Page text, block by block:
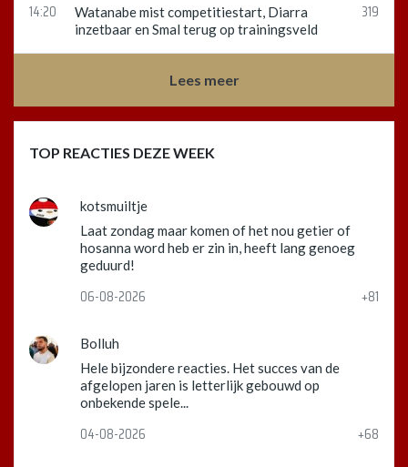
14:20
Watanabe mist competitiestart, Diarra
inzetbaar en Smal terug op trainingsveld
319
Lees meer
TOP REACTIES DEZE WEEK
kotsmuiltje
Laat zondag maar komen of het nou getier of
hosanna word heb er zin in, heeft lang genoeg
geduurd!
06-08-2026 +81
Bolluh
Hele bijzondere reacties. Het succes van de
afgelopen jaren is letterlijk gebouwd op
onbekende spele...
04-08-2026 +68